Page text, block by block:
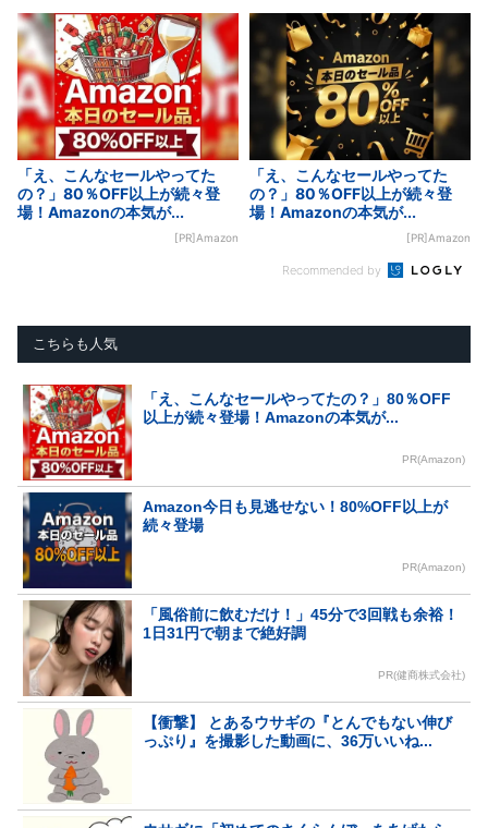
「え、こんなセールやってた
の？」80％OFF以上が続々登
場！Amazonの本気が...
[PR]Amazon
「え、こんなセールやってた
の？」80％OFF以上が続々登
場！Amazonの本気が...
[PR]Amazon
Recommended by
こちらも人気
「え、こんなセールやってたの？」80％OFF
以上が続々登場！Amazonの本気が...
PR(Amazon)
Amazon今日も見逃せない！80%OFF以上が
続々登場
PR(Amazon)
「風俗前に飲むだけ！」45分で3回戦も余裕！
1日31円で朝まで絶好調
PR(健商株式会社)
【衝撃】 とあるウサギの『とんでもない伸び
っぷり』を撮影した動画に、36万いいね...